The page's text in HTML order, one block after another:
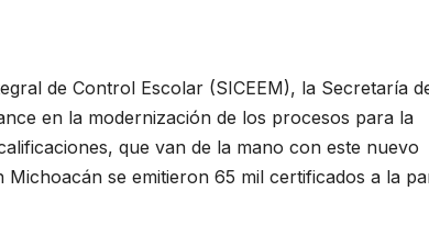
de Control Escolar (SICEEM), la Secretaría
en la modernización de los procesos para la
que van de la mano con este nuevo
se emitieron 65 mil certificados a la